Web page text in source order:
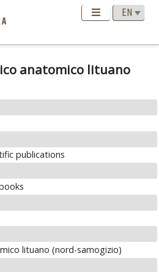
anatomico lituano
publications
lituano (nord-samogizio)